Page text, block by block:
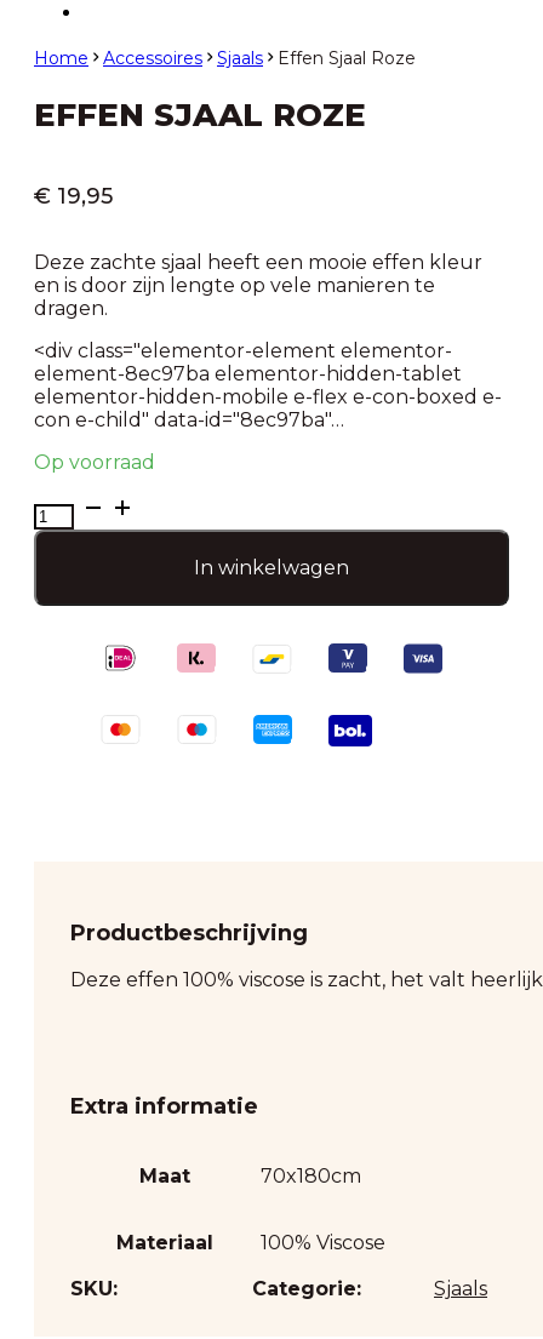
Home Accessoires Sjaals Effen Sjaal Roze
EFFEN SJAAL ROZE
€ 19,95
Deze zachte sjaal heeft een mooie effen kleur
en is door zijn lengte op vele manieren te
dragen.
<div class="elementor-element elementor-
element-8ec97ba elementor-hidden-tablet
elementor-hidden-mobile e-flex e-con-boxed e-
con e-child" data-id="8ec97ba"…
Op voorraad
Effen
Sjaal
In winkelwagen
Productbeschrijving
Deze effen 100% viscose is zacht, het valt
Extra informatie
Maat 70x180cm
Materiaal
100% Viscose
SKU:
Categorie: Sjaals